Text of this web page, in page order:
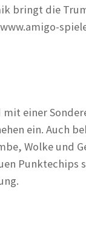
bringt die
einer
ein. Auch
Wolke und
Punktechips